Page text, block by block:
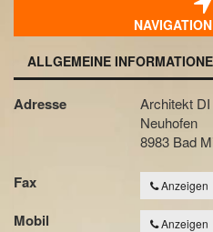
ALLGEMEINE
Adresse
Architekt
Neuhofen
8983 Bad
Fax Anzeigen
Mobil Anzeigen